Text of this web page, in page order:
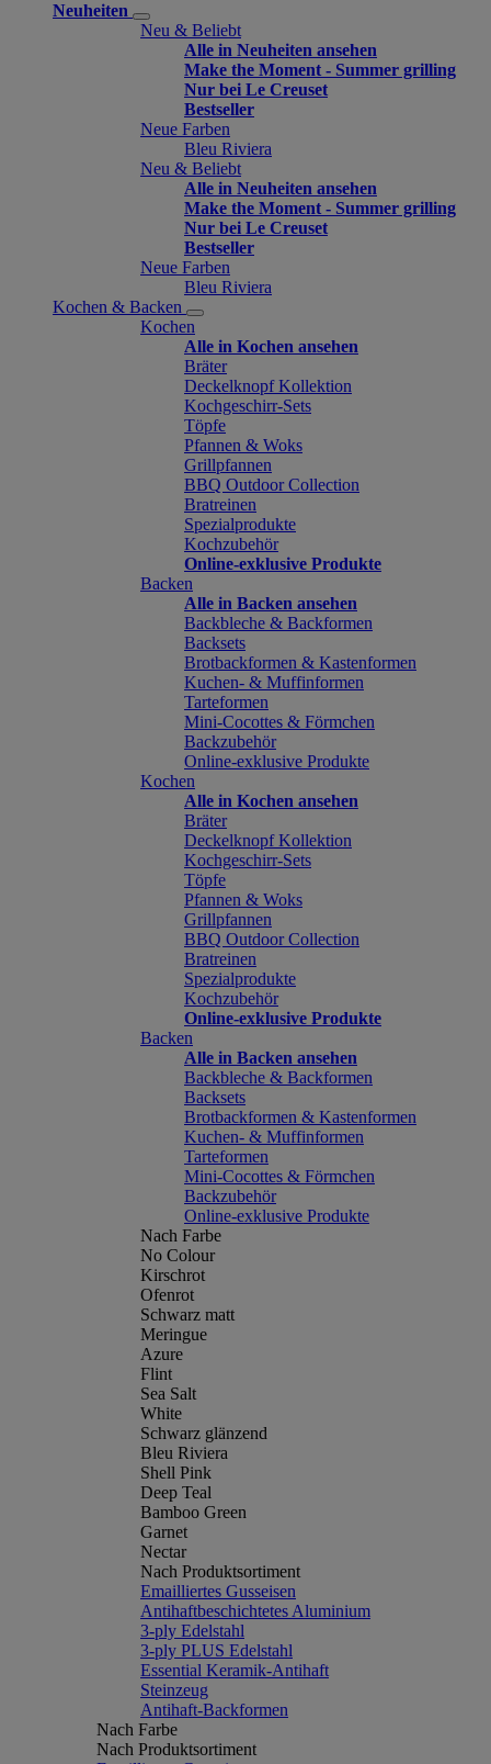
Neuheiten
Neu & Beliebt
Alle in Neuheiten ansehen
Make the Moment - Summer grilling
Nur bei Le Creuset
Bestseller
Neue Farben
Bleu Riviera
Neu & Beliebt
Alle in Neuheiten ansehen
Make the Moment - Summer grilling
Nur bei Le Creuset
Bestseller
Neue Farben
Bleu Riviera
Kochen & Backen
Kochen
Alle in Kochen ansehen
Bräter
Deckelknopf Kollektion
Kochgeschirr-Sets
Töpfe
Pfannen & Woks
Grillpfannen
BBQ Outdoor Collection
Bratreinen
Spezialprodukte
Kochzubehör
Online-exklusive Produkte
Backen
Alle in Backen ansehen
Backbleche & Backformen
Backsets
Brotbackformen & Kastenformen
Kuchen- & Muffinformen
Tarteformen
Mini-Cocottes & Förmchen
Backzubehör
Online-exklusive Produkte
Kochen
Alle in Kochen ansehen
Bräter
Deckelknopf Kollektion
Kochgeschirr-Sets
Töpfe
Pfannen & Woks
Grillpfannen
BBQ Outdoor Collection
Bratreinen
Spezialprodukte
Kochzubehör
Online-exklusive Produkte
Backen
Alle in Backen ansehen
Backbleche & Backformen
Backsets
Brotbackformen & Kastenformen
Kuchen- & Muffinformen
Tarteformen
Mini-Cocottes & Förmchen
Backzubehör
Online-exklusive Produkte
Nach Farbe
No Colour
Kirschrot
Ofenrot
Schwarz matt
Meringue
Azure
Flint
Sea Salt
White
Schwarz glänzend
Bleu Riviera
Shell Pink
Deep Teal
Bamboo Green
Garnet
Nectar
Nach Produktsortiment
Emailliertes Gusseisen
Antihaftbeschichtetes Aluminium
3-ply Edelstahl
3-ply PLUS Edelstahl
Essential Keramik-Antihaft
Steinzeug
Antihaft-Backformen
Nach Farbe
Nach Produktsortiment